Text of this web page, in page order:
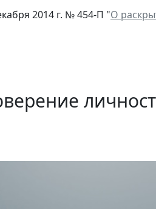
2014 г. № 454-П "О